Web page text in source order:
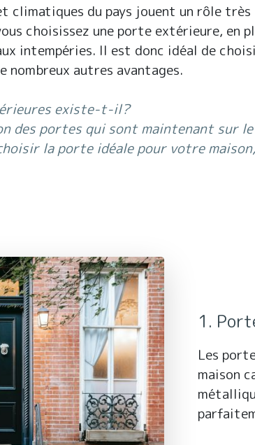
climatiques du pays jouent un rôle
choisissez une porte extérieure, en
intempéries. Il est donc idéal de
nombreux autres avantages.
existe-t-il?
des portes qui sont maintenant sur le
la porte idéale pour votre
1.
Les
maison